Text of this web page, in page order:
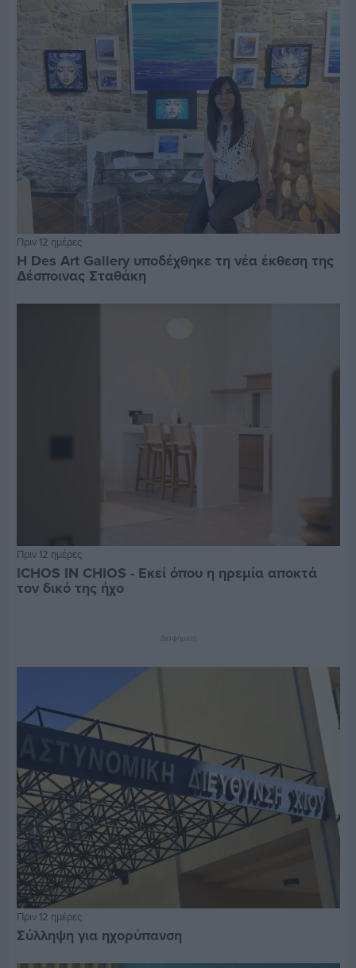
Πριν 12 ημέρες
Η Des Art Gallery υποδέχθηκε τη νέα έκθεση της
Δέσποινας Σταθάκη
Πριν 12 ημέρες
ICHOS IN CHIOS - Εκεί όπου η ηρεμία αποκτά
τον δικό της ήχο
Διαφήμιση
Πριν 12 ημέρες
Σύλληψη για ηχορύπανση